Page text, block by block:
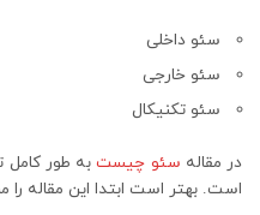
سئو داخلی
سئو خارجی
سئو تکنیکال
در مقاله سئو چیستبه طور
است. بهتر است ابتدا این مقاله را